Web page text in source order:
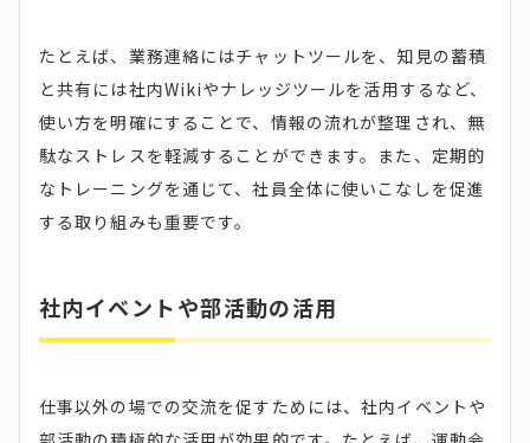
たとえば、業務連絡にはチャットツールを、知見の蓄積
と共有には社内Wikiやナレッジツールを活用するなど、
使い方を明確にすることで、情報の流れが整理され、無
駄なストレスを軽減することができます。また、定期的
なトレーニングを通じて、社員全体に使いこなしを促進
する取り組みも重要です。
社内イベントや部活動の活用
仕事以外の場での交流を促すためには、社内イベントや